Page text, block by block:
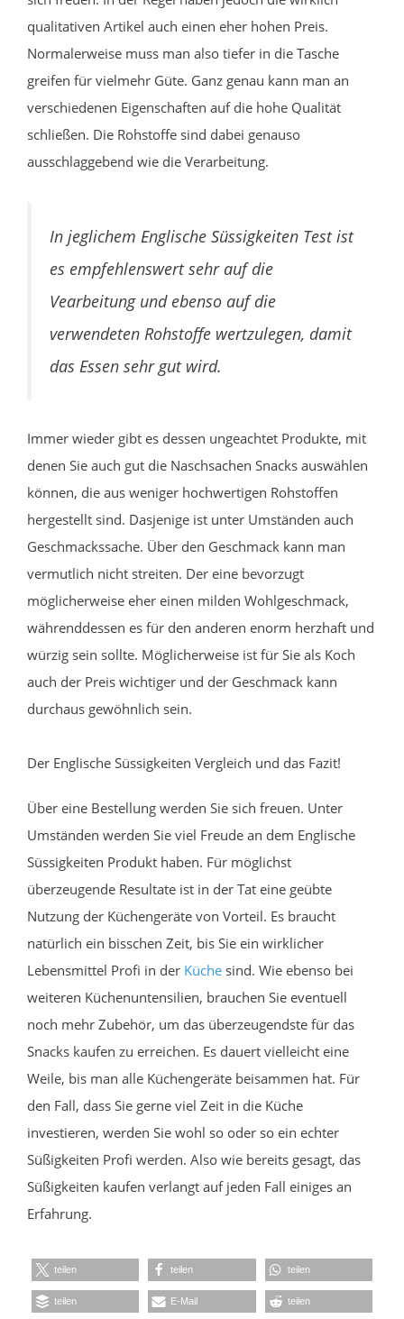
qualitativen Artikel auch einen eher hohen Preis.
Normalerweise muss man also tiefer in die Tasche
greifen für vielmehr Güte. Ganz genau kann man an
verschiedenen Eigenschaften auf die hohe Qualität
schließen. Die Rohstoffe sind dabei genauso
ausschlaggebend wie die Verarbeitung.
In jeglichem Englische Süssigkeiten Test ist
es empfehlenswert sehr auf die
Vearbeitung und ebenso auf die
verwendeten Rohstoffe wertzulegen, damit
das Essen sehr gut wird.
Immer wieder gibt es dessen ungeachtet Produkte, mit
denen Sie auch gut die Naschsachen Snacks auswählen
können, die aus weniger hochwertigen Rohstoffen
hergestellt sind. Dasjenige ist unter Umständen auch
Geschmackssache. Über den Geschmack kann man
vermutlich nicht streiten. Der eine bevorzugt
möglicherweise eher einen milden Wohlgeschmack,
währenddessen es für den anderen enorm herzhaft und
würzig sein sollte. Möglicherweise ist für Sie als Koch
auch der Preis wichtiger und der Geschmack kann
durchaus gewöhnlich sein.
Der Englische Süssigkeiten Vergleich und das Fazit!
Über eine Bestellung werden Sie sich freuen. Unter
Umständen werden Sie viel Freude an dem Englische
Süssigkeiten Produkt haben. Für möglichst
überzeugende Resultate ist in der Tat eine geübte
Nutzung der Küchengeräte von Vorteil. Es braucht
natürlich ein bisschen Zeit, bis Sie ein wirklicher
Lebensmittel Profi in der Küche sind. Wie ebenso bei
weiteren Küchenuntensilien, brauchen Sie eventuell
noch mehr Zubehör, um das überzeugendste für das
Snacks kaufen zu erreichen. Es dauert vielleicht eine
Weile, bis man alle Küchengeräte beisammen hat. Für
den Fall, dass Sie gerne viel Zeit in die Küche
investieren, werden Sie wohl so oder so ein echter
Süßigkeiten Profi werden. Also wie bereits gesagt, das
Süßigkeiten kaufen verlangt auf jeden Fall einiges an
Erfahrung.
teilen teilen teilen
teilen E-Mail teilen